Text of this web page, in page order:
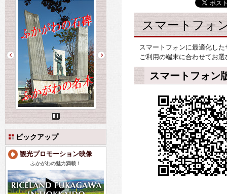
スマートフォ
スマートフォンに最適化し
ご利用の端末に合わせてお
スマートフォン
Pause
ピックアップ
観光プロモーション映像
ふかがわの魅力満載！